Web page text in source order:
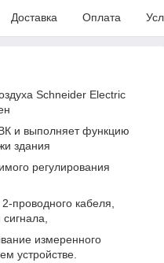
Доставка Оплата
Schneider Electric
и выполняет функцию
здания
регулирования
проводного кабеля,
измеренного
устройстве.